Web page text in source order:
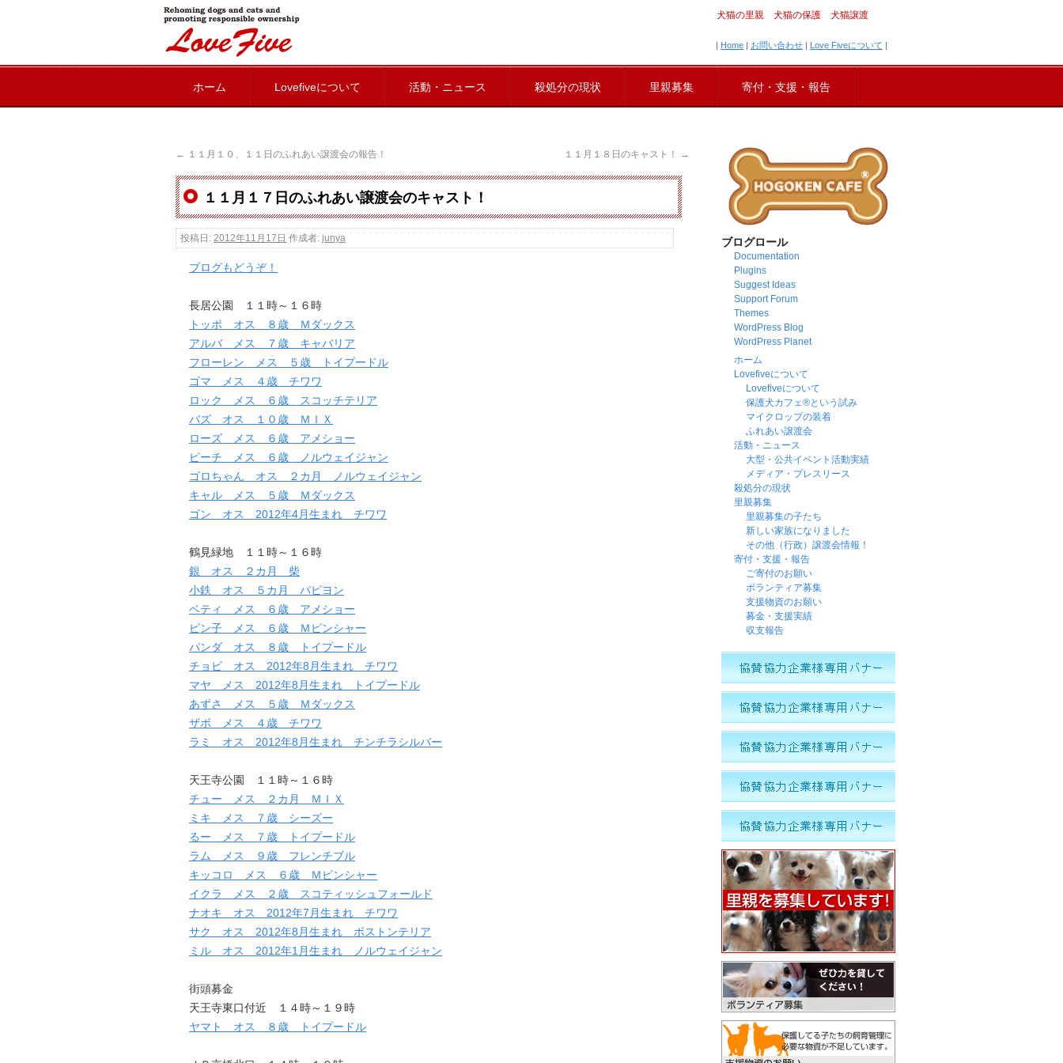
lovefive
犬猫の里親 犬猫の保護 犬猫譲渡
| Home | お問い合わせ | Love Fiveについて |
ホーム Lovefiveについて 活動・ニュース 殺処分の現状 里親募集 寄付・支援・報告
← １１月１０、１１日のふれあい譲渡会の報告！ １１月１８日のキャスト！ →
１１月１７日のふれあい譲渡会のキャスト！
投稿日: 2012年11月17日 作成者: junya
ブログもどうぞ！
長居公園 １１時～１６時
トッポ オス ８歳 Ｍダックス
アルバ メス ７歳 キャバリア
フローレン メス ５歳 トイプードル
ゴマ メス ４歳 チワワ
ロック メス ６歳 スコッチテリア
バズ オス １０歳 ＭＩＸ
ローズ メス ６歳 アメショー
ピーチ メス ６歳 ノルウェイジャン
ゴロちゃん オス ２カ月 ノルウェイジャン
キャル メス ５歳 Ｍダックス
ゴン オス 2012年4月生まれ チワワ
鶴見緑地 １１時～１６時
銀 オス ２カ月 柴
小鉄 オス ５カ月 パピヨン
ベティ メス ６歳 アメショー
ピン子 メス ６歳 Ｍピンシャー
パンダ オス ８歳 トイプードル
チョビ オス 2012年8月生まれ チワワ
マヤ メス 2012年8月生まれ トイプードル
あずさ メス ５歳 Ｍダックス
ザボ メス ４歳 チワワ
ラミ オス 2012年8月生まれ チンチラシルバー
天王寺公園 １１時～１６時
チュー メス ２カ月 ＭＩＸ
ミキ メス ７歳 シーズー
るー メス ７歳 トイプードル
ラム メス ９歳 フレンチブル
キッコロ メス ６歳 Ｍピンシャー
イクラ メス ２歳 スコティッシュフォールド
ナオキ オス 2012年7月生まれ チワワ
サク オス 2012年8月生まれ ボストンテリア
ミル オス 2012年1月生まれ ノルウェイジャン
街頭募金
天王寺東口付近 １４時～１９時
ヤマト オス ８歳 トイプードル
ブログロール
Documentation
Plugins
Suggest Ideas
Support Forum
Themes
WordPress Blog
WordPress Planet
ホーム
Lovefiveについて
Lovefiveについて
保護犬カフェ®という試み
マイクロップの装着
ふれあい譲渡会
活動・ニュース
大型・公共イベント活動実績
メディア・プレスリース
殺処分の現状
里親募集
里親募集の子たち
新しい家族になりました
その他（行政）譲渡会情報！
寄付・支援・報告
ご寄付のお願い
ボランティア募集
支援物資のお願い
募金・支援実績
収支報告